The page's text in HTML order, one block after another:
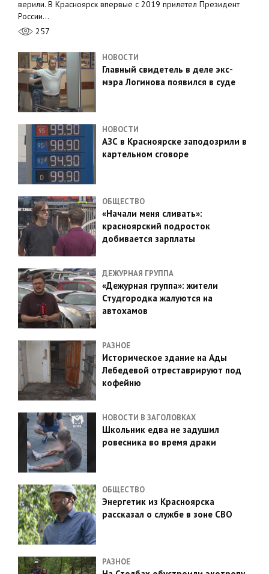
верили. В Красноярск впервые с 2019 прилетел Президент
России…
257
НОВОСТИ
Главный свидетель в деле экс-
мэра Логинова появился в суде
НОВОСТИ
АЗС в Красноярске заподозрили в
картельном сговоре
ОБЩЕСТВО
«Начали меня сливать»:
красноярский подросток
добивается зарплаты
ДЕЖУРНАЯ ГРУППА
«Дежурная группа»: жители
Студгородка жалуются на
автохамов
РАЗНОЕ
Историческое здание на Ады
Лебедевой отреставрируют под
кофейню
НОВОСТИ В ЗАГОЛОВКАХ
Школьник едва не задушил
ровесника во время драки
ОБЩЕСТВО
Энергетик из Красноярска
рассказал о службе в зоне СВО
РАЗНОЕ